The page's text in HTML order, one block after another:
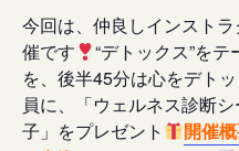
今回は、仲良しインスト
催です
“デトックス”を
を、後半45分は心をデト
員に、「ウェルネス診断
子」をプレゼント
開催